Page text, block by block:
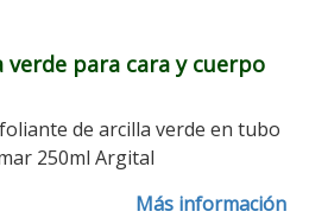
verde para cara y cuerpo
de arcilla verde en tubo
250ml Argital
Más información